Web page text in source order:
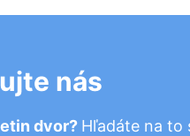
nás
dvor? Hľadáte na to